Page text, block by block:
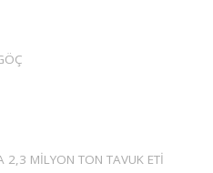
2,3 MİLYON TON TAVUK ETİ